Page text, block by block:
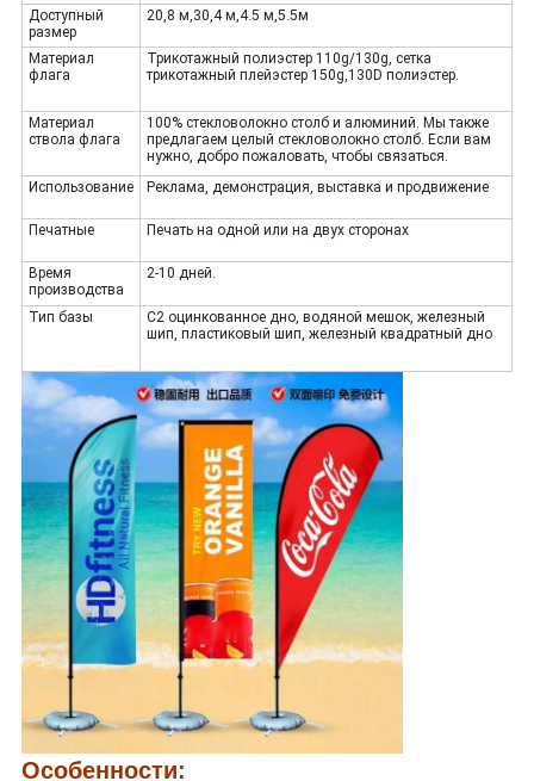
Доступный
размер
20,8 м,30,4 м,4.5 м,5.5м
Материал
флага
Трикотажный полиэстер 110g/130g, сетка
трикотажный плейэстер 150g,130D полиэстер.
Материал
ствола флага
100% стекловолокно столб и алюминий. Мы также
предлагаем целый стекловолокно столб. Если вам
нужно, добро пожаловать, чтобы связаться.
Использование
Реклама, демонстрация, выставка и продвижение
Печатные Печать на одной или на двух сторонах
Время
производства
2-10 дней.
Тип базы
С2 оцинкованное дно, водяной мешок, железный
шип, пластиковый шип, железный квадратный дно
Особенности: